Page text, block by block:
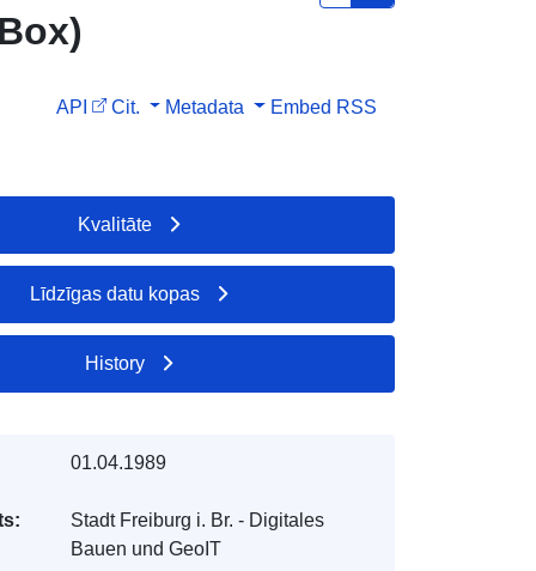
API Cit. Metadata Embed RSS
Kvalitāte
Līdzīgas datu kopas
History
01.04.1989
Stadt Freiburg i. Br. - Digitales
Bauen und GeoIT